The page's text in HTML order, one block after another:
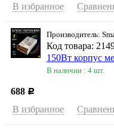
В избранное
Производитель:
Код товара:
150Вт корпус
В наличии : 4 шт.
688 Р
В избранное